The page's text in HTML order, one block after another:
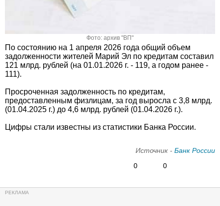
Фото: архив "ВП"
По состоянию на 1 апреля 2026 года общий объем
задолженности жителей Марий Эл по кредитам составил
121 млрд. рублей (на 01.01.2026 г. - 119, а годом ранее -
111).
Просроченная задолженность по кредитам,
предоставленным физлицам, за год выросла с 3,8 млрд.
(01.04.2025 г.) до 4,6 млрд. рублей (01.04.2026 г.).
Цифры стали известны из статистики Банка России.
Источник - Банк России
0
0